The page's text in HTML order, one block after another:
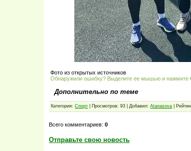
Фото из открытых источников
Обнаружили ошибку? Выделите ее мышью и нажмите
Дополнительно по теме
Категория:Спорт | Просмотров: 93 | Добавил:Atanasova |
Всего комментариев:0
Отправьте свою новость